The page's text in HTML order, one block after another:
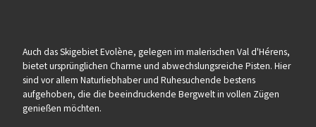
Auch das Skigebiet Evolène, gelegen im malerischen Val d'Hérens,
bietet ursprünglichen Charme und abwechslungsreiche Pisten. Hier
sind vor allem Naturliebhaber und Ruhesuchende bestens
aufgehoben, die die beeindruckende Bergwelt in vollen Zügen
genießen möchten.